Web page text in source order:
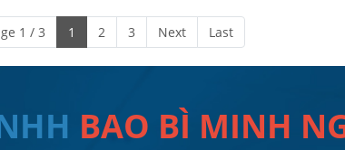
1 / 3 1 2 3 Next Last
BAO BÌ MINH